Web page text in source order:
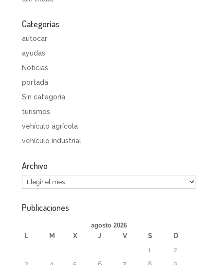
Categorías
autocar
ayudas
Noticias
portada
Sin categoría
turismos
vehículo agrícola
vehículo industrial
Archivo
Archivo
Publicaciones
agosto 2026
L M X J V S
D
1
2